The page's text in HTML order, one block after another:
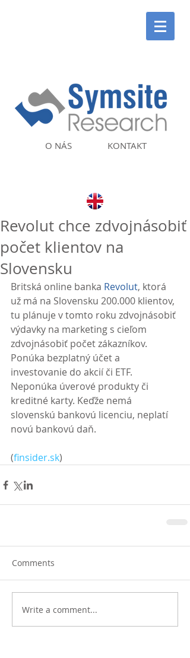
KONTAKT
O NÁS
Revolut chce zdvojnásobiť
počet klientov na
Slovensku
Britská online banka Revolut, ktorá
už má na Slovensku 200.000 klientov,
tu plánuje v tomto roku zdvojnásobiť
výdavky na marketing s cieľom
zdvojnásobiť počet zákazníkov.
Ponúka bezplatný účet a
investovanie do akcií či ETF.
Neponúka úverové produkty či
kreditné karty. Keďže nemá
slovenskú bankovú licenciu, neplatí
novú bankovú daň.
(finsider.sk)
Comments
Write a comment...